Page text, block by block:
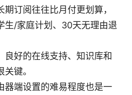
订阅往往比月付更划算，
生/家庭计划、30天无理由退
良好的在线支持、知识库和
键。
器端设置的难易程度也是一